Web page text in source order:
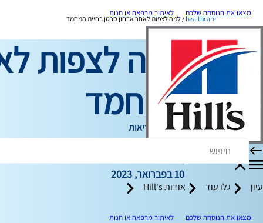
מצאו את הנוסחה שלכם לאיתור מרפאה או חנות
עיון גלו עוד אודות Hill's
מצאו את הנוסחה שלכם לאיתור מרפאה או חנות
healthcare למה לצפות לאחר אבחון סרטן בחיית המחמד
למה לצפות
המחמד
תמיכה בבריאות
כותב צוות
10 בפברואר, 2023